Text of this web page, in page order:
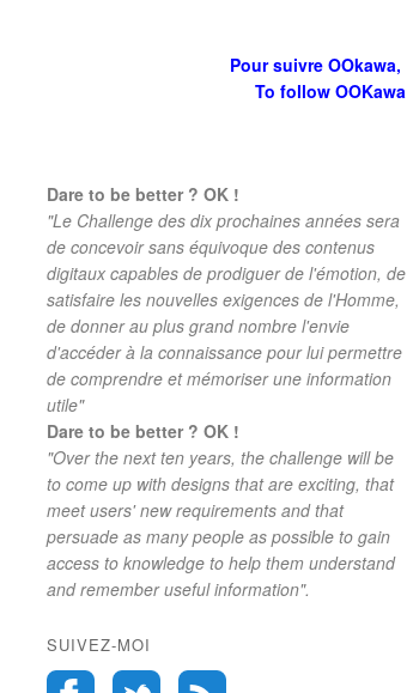
Pour suivre OOkawa,
To follow OOKawa
Dare to be better ? OK !
"Le Challenge des dix prochaines années sera
de concevoir sans équivoque des contenus
digitaux capables de prodiguer de l'émotion, de
satisfaire les nouvelles exigences de l'Homme,
de donner au plus grand nombre l'envie
d'accéder à la connaissance pour lui permettre
de comprendre et mémoriser une information
utile"
Dare to be better ? OK !
"Over the next ten years, the challenge will be
to come up with designs that are exciting, that
meet users' new requirements and that
persuade as many people as possible to gain
access to knowledge to help them understand
and remember useful information".
SUIVEZ-MOI